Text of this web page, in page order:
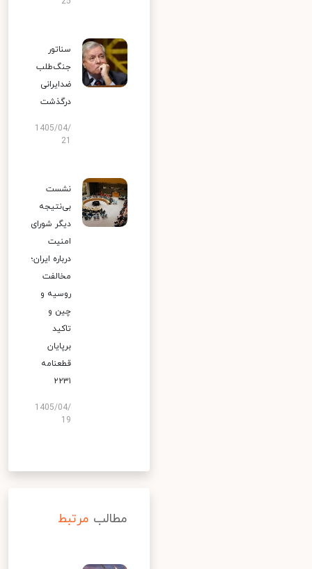
سناتور
جنگ‌طلب
ضدایرانی
درگذشت
1405/04/
نشست
بی‌نتیجه
دیگر شورای
امنیت
درباره ایران؛
مخالفت
روسیه و
چین و
تاکید
برپایان
قطعنامه
۲۲۳۱
1405/04/
19
مطالب مرتبط